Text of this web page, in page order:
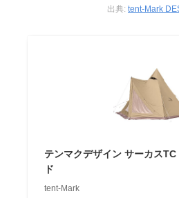
出典: tent-Mark
テンマクデザイン サーカス
ド
tent-Mark